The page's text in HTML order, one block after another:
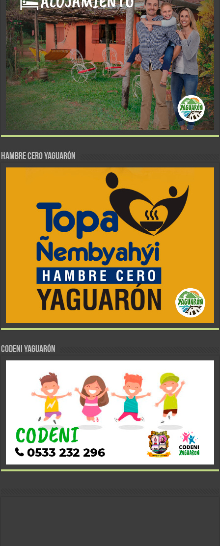
Hambre Cero Yaguarón
CODENI YAGUARÓN